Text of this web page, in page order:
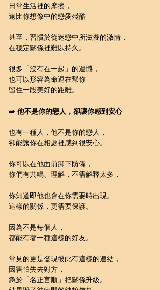
日常生活裡的摩擦，
遠比你想像中的戀愛殘酷
甚至，習慣於從迷戀中所滋養的激情，
在穩定關係裡難以持久。
很多「沒有在一起」的遺憾，
也可以形容為命運在幫你
留住一段美好的距離。
➡️ 他不是你的戀人，卻讓你感到安心
也有一種人，他不是你的戀人，
卻能讓你在相處裡感到很安心。
你可以在他面前卸下防備，
你們有共鳴、理解，不需解釋太多，
你知道即他也會在你需要時出現。
這樣的關係，更需要保護。
因為不是每個人，
都能有著一種這樣的好友。
常見的更是發現彼此有這樣的連結，
因害怕失去對方，
急於「名正言順」把關係升級。